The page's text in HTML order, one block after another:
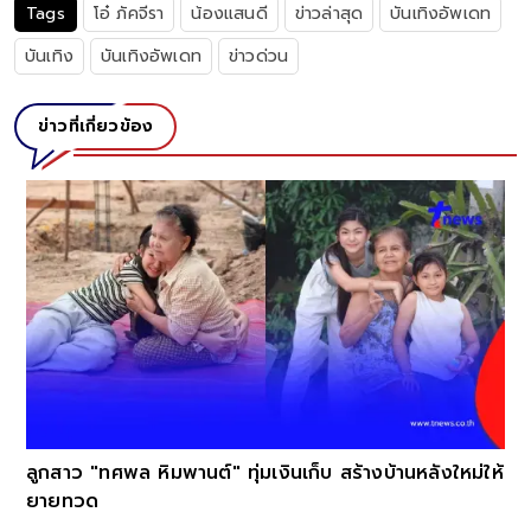
Tags โอ๋ ภัคจีรา น้องแสนดี ข่าวล่าสุด
บันเทิงอัพเดท
บันเทิง
บันเทิงอัพเดท ข่าวด่วน
ข่าวที่เกี่ยวข้อง
บ้านหลังใหม่ให้
"นิวเคลียร์ หรรษา" เช็กอินลุคใหม่สวยตะโกน ออร่าเปล่
ประกาย